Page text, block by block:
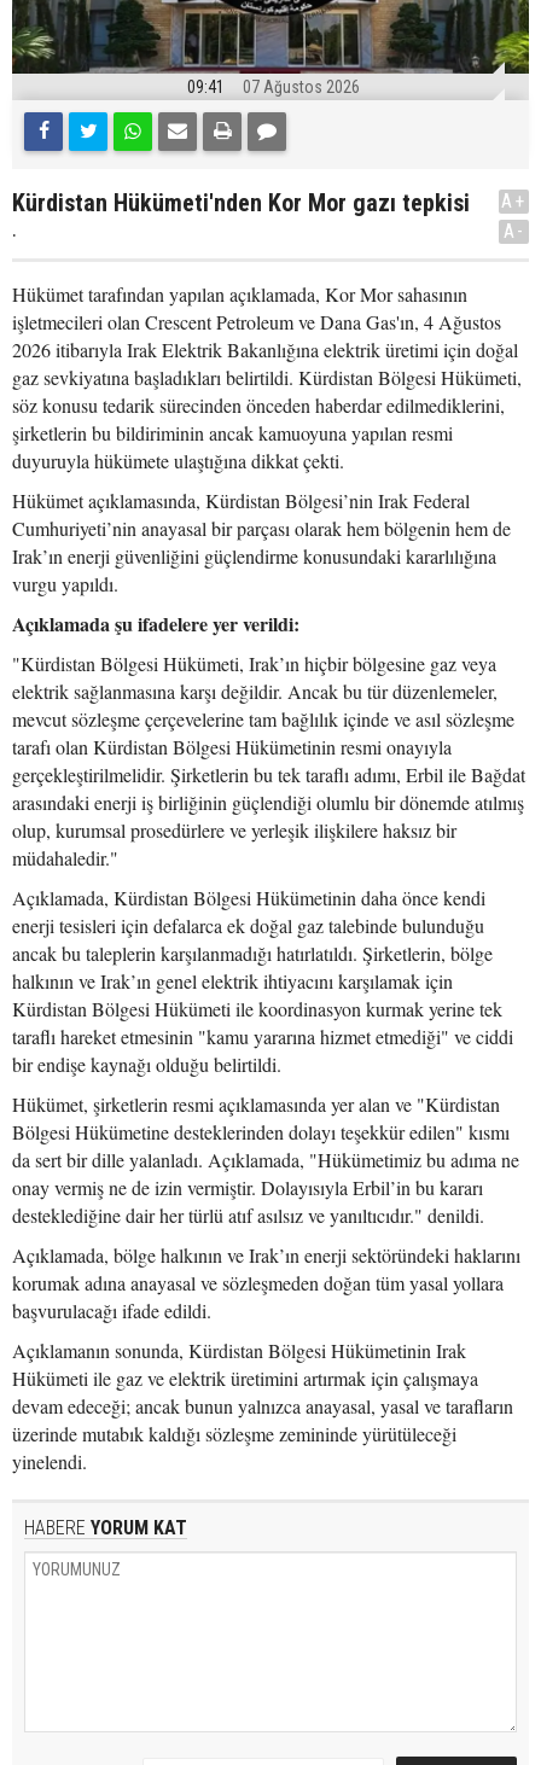
09:41 07 Ağustos 2026
Kürdistan Hükümeti'nden Kor Mor gazı tepkisi
.
A+
A-
Hükümet tarafından yapılan açıklamada, Kor Mor sahasının
işletmecileri olan Crescent Petroleum ve Dana Gas'ın, 4 Ağustos
2026 itibarıyla Irak Elektrik Bakanlığına elektrik üretimi için doğal
gaz sevkiyatına başladıkları belirtildi. Kürdistan Bölgesi Hükümeti,
söz konusu tedarik sürecinden önceden haberdar edilmediklerini,
şirketlerin bu bildiriminin ancak kamuoyuna yapılan resmi
duyuruyla hükümete ulaştığına dikkat çekti.
Hükümet açıklamasında, Kürdistan Bölgesi’nin Irak Federal
Cumhuriyeti’nin anayasal bir parçası olarak hem bölgenin hem de
Irak’ın enerji güvenliğini güçlendirme konusundaki kararlılığına
vurgu yapıldı.
Açıklamada şu ifadelere yer verildi:
"Kürdistan Bölgesi Hükümeti, Irak’ın hiçbir bölgesine gaz veya
elektrik sağlanmasına karşı değildir. Ancak bu tür düzenlemeler,
mevcut sözleşme çerçevelerine tam bağlılık içinde ve asıl sözleşme
tarafı olan Kürdistan Bölgesi Hükümetinin resmi onayıyla
gerçekleştirilmelidir. Şirketlerin bu tek taraflı adımı, Erbil ile Bağdat
arasındaki enerji iş birliğinin güçlendiği olumlu bir dönemde atılmış
olup, kurumsal prosedürlere ve yerleşik ilişkilere haksız bir
müdahaledir."
Açıklamada, Kürdistan Bölgesi Hükümetinin daha önce kendi
enerji tesisleri için defalarca ek doğal gaz talebinde bulunduğu
ancak bu taleplerin karşılanmadığı hatırlatıldı. Şirketlerin, bölge
halkının ve Irak’ın genel elektrik ihtiyacını karşılamak için
Kürdistan Bölgesi Hükümeti ile koordinasyon kurmak yerine tek
taraflı hareket etmesinin "kamu yararına hizmet etmediği" ve ciddi
bir endişe kaynağı olduğu belirtildi.
Hükümet, şirketlerin resmi açıklamasında yer alan ve "Kürdistan
Bölgesi Hükümetine desteklerinden dolayı teşekkür edilen" kısmı
da sert bir dille yalanladı. Açıklamada, "Hükümetimiz bu adıma ne
onay vermiş ne de izin vermiştir. Dolayısıyla Erbil’in bu kararı
desteklediğine dair her türlü atıf asılsız ve yanıltıcıdır." denildi.
Açıklamada, bölge halkının ve Irak’ın enerji sektöründeki haklarını
korumak adına anayasal ve sözleşmeden doğan tüm yasal yollara
başvurulacağı ifade edildi.
Açıklamanın sonunda, Kürdistan Bölgesi Hükümetinin Irak
Hükümeti ile gaz ve elektrik üretimini artırmak için çalışmaya
devam edeceği; ancak bunun yalnızca anayasal, yasal ve tarafların
üzerinde mutabık kaldığı sözleşme zemininde yürütüleceği
yinelendi.
HABERE YORUM KAT